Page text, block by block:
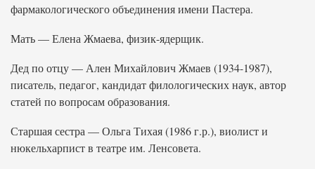
фармакологического объединения имени Пастера.
Мать — Елена Жмаева, физик-ядерщик.
Дед по отцу — Ален Михайлович Жмаев (1934-1987),
писатель, педагог, кандидат филологических наук, автор
статей по вопросам образования.
Старшая сестра — Ольга Тихая (1986 г.р.), виолист и
нюкельхарпист в театре им. Ленсовета.